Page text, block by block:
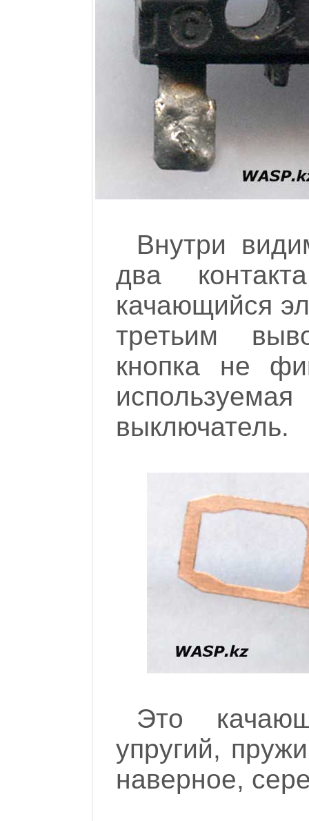
Внутри
два
качающийся
третьим
кнопка не
выключатель.
Это
упругий,
наверное,